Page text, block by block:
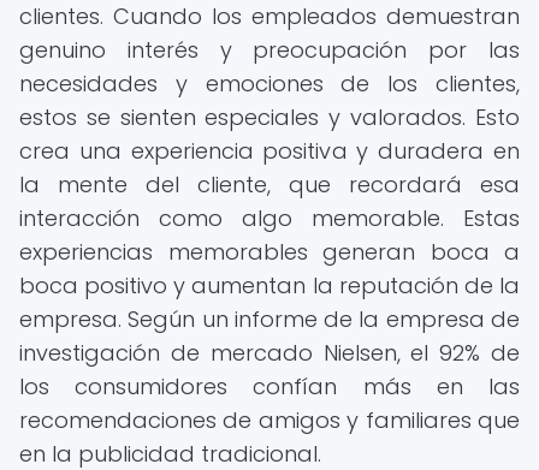
clientes. Cuando los empleados demuestran
genuino interés y preocupación por las
necesidades y emociones de los clientes,
estos se sienten especiales y valorados. Esto
crea una experiencia positiva y duradera en
la mente del cliente, que recordará esa
interacción como algo memorable. Estas
experiencias memorables generan boca a
boca positivo y aumentan la reputación de la
empresa. Según un informe de la empresa de
investigación de mercado Nielsen, el 92% de
los consumidores confían más en las
recomendaciones de amigos y familiares que
en la publicidad tradicional.